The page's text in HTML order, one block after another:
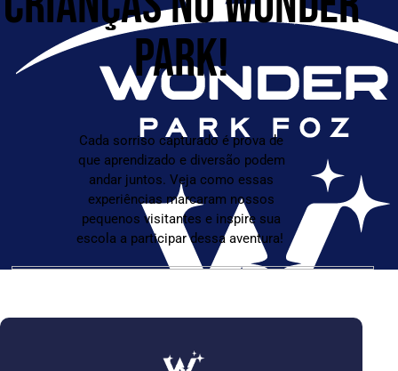
PARK!
Cada sorriso capturado é prova de
que aprendizado e diversão podem
andar juntos. Veja como essas
experiências marcaram nossos
pequenos visitantes e inspire sua
escola a participar dessa aventura!